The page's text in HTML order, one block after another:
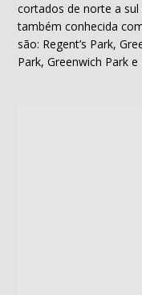
cortados de norte a sul
também conhecida
são: Regent’s Park,
Park, Greenwich Park